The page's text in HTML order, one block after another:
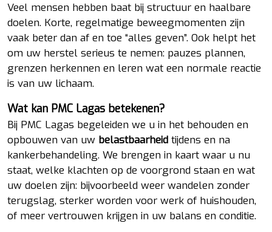
Veel mensen hebben baat bij structuur en haalbare
doelen. Korte, regelmatige beweegmomenten zijn
vaak beter dan af en toe “alles geven”. Ook helpt het
om uw herstel serieus te nemen: pauzes plannen,
grenzen herkennen en leren wat een normale reactie
is van uw lichaam.
Wat kan PMC Lagas betekenen?
Bij PMC Lagas begeleiden we u in het behouden en
opbouwen van uw belastbaarheid tijdens en na
kankerbehandeling. We brengen in kaart waar u nu
staat, welke klachten op de voorgrond staan en wat
uw doelen zijn: bijvoorbeeld weer wandelen zonder
terugslag, sterker worden voor werk of huishouden,
of meer vertrouwen krijgen in uw balans en conditie.